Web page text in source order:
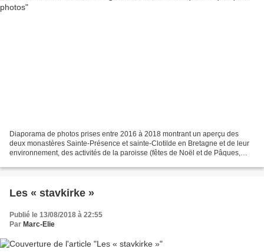
Diaporama de photos prises entre 2016 à 2018 montrant un aperçu des
deux monastères Sainte-Présence et sainte-Clotilde en Bretagne et de leur
environnement, des activités de la paroisse (fêtes de Noël et de Pâques,
Les « stavkirke »
Publié le 13/08/2018 à 22:55
Par Marc-Elie